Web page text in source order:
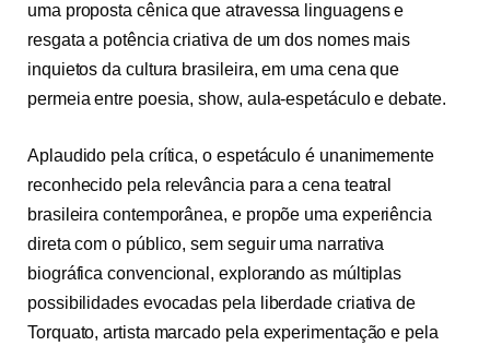
uma proposta cênica que atravessa linguagens e
resgata a potência criativa de um dos nomes mais
inquietos da cultura brasileira, em uma cena que
permeia entre poesia, show, aula-espetáculo e debate.
Aplaudido pela crítica, o espetáculo é unanimemente
reconhecido pela relevância para a cena teatral
brasileira contemporânea, e propõe uma experiência
direta com o público, sem seguir uma narrativa
biográfica convencional, explorando as múltiplas
possibilidades evocadas pela liberdade criativa de
Torquato, artista marcado pela experimentação e pela